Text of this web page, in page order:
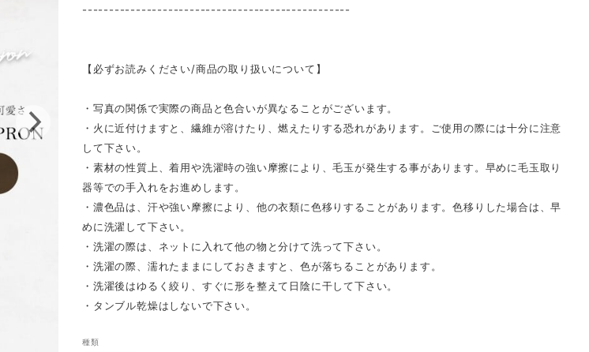
--------------------------------------------------
【必ずお読みください/商品の取り扱いについて】
・写真の関係で実際の商品と色合いが異なることがございます。
・火に近付けますと、繊維が溶けたり、燃えたりする恐れがあります。ご使用の際には十分に注意
して下さい。
・素材の性質上、着用や洗濯時の強い摩擦により、毛玉が発生する事があります。早めに毛玉取り
器等での手入れをお進めします。
・濃色品は、汗や強い摩擦により、他の衣類に色移りすることがあります。色移りした場合は、早
めに洗濯して下さい。
・洗濯の際は、ネットに入れて他の物と分けて洗って下さい。
・洗濯の際、濡れたままにしておきますと、色が落ちることがあります。
・洗濯後はゆるく絞り、すぐに形を整えて日陰に干して下さい。
・タンブル乾燥はしないで下さい。
種類